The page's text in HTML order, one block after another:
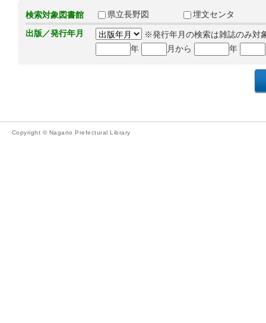
検索対象図書館 県立長野図
埋文センタ
出版／発行年月
※発行年月の検索は雑誌のみ対
年
月から 年
Copyright © Nagano Prefectural Library